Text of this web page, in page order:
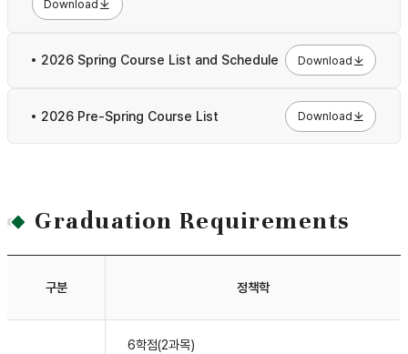
Download
2026 Spring Course List and Schedule Download
2026 Pre-Spring Course List Download
Graduation Requirements
구분 정책학
6학점(2과목)